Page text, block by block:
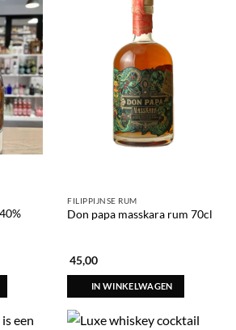
FILIPPIJNSE RUM
Don papa masskara rum 70cl
45,00
IN WINKELWAGEN